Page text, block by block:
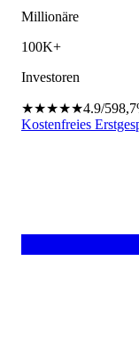
Millionäre
100K+
Investoren
★★★★★4.9/5
Kostenfreies